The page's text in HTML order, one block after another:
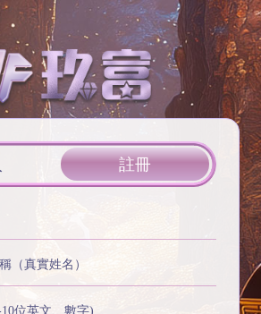
註冊